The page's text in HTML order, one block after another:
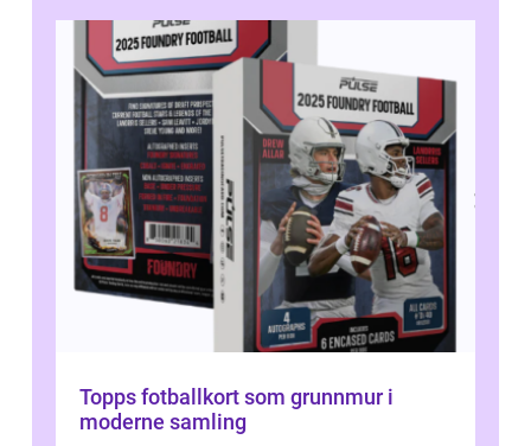
Topps fotballkort som grunnmur i
moderne samling